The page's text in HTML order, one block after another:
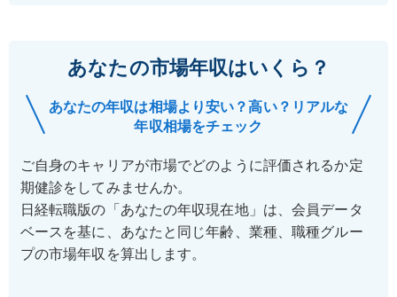
あなたの市場年収はいくら？
あなたの年収は相場より安い？高い？リアルな
年収相場をチェック
ご自身のキャリアが市場でどのように評価されるか定
期健診をしてみませんか。
日経転職版の「あなたの年収現在地」は、会員データ
ベースを基に、あなたと同じ年齢、業種、職種グルー
プの市場年収を算出します。